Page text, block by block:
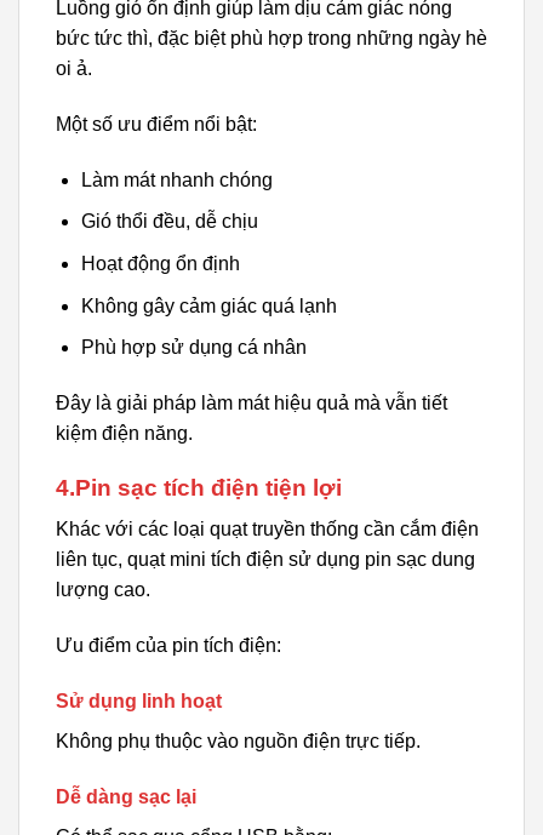
Luồng gió ổn định giúp làm dịu cảm giác nóng
bức tức thì, đặc biệt phù hợp trong những ngày hè
oi ả.
Một số ưu điểm nổi bật:
Làm mát nhanh chóng
Gió thổi đều, dễ chịu
Hoạt động ổn định
Không gây cảm giác quá lạnh
Phù hợp sử dụng cá nhân
Đây là giải pháp làm mát hiệu quả mà vẫn tiết
kiệm điện năng.
4.Pin sạc tích điện tiện lợi
Khác với các loại quạt truyền thống cần cắm điện
liên tục, quạt mini tích điện sử dụng pin sạc dung
lượng cao.
Ưu điểm của pin tích điện:
Sử dụng linh hoạt
Không phụ thuộc vào nguồn điện trực tiếp.
Dễ dàng sạc lại